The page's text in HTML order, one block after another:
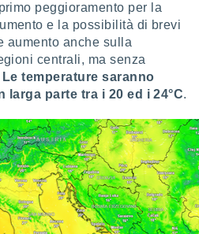
peggioramento per la
e la possibilità di brevi
aumento anche sulla
centrali, ma senza
Le temperature saranno
parte tra i 20 ed i 24°C.